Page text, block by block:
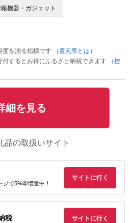
機器・ガジェット
を測る指標です
（還元率とは）
するとお得にふるさと納税できます
（控
細を見る
品の取扱いサイト
で5%即増量中！
サイトに行く
税 サイトに行く